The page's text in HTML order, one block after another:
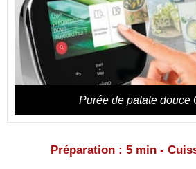
Purée de patate douce
Préparation : 5 min -